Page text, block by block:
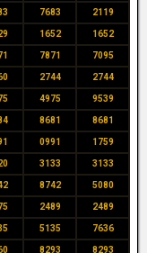
7683 2119
1652 1652
7871 7095
2744 2744
4975 9539
8681 8681
0991 1759
3133 3133
8742 5080
2489 2489
5135 7636
8293 8293